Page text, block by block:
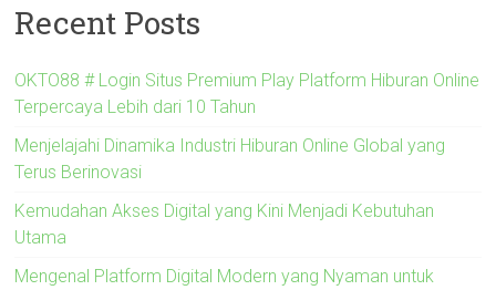
Recent Posts
OKTO88 # Login Situs Premium Play Platform Hiburan Online
Terpercaya Lebih dari 10 Tahun
Menjelajahi Dinamika Industri Hiburan Online Global yang
Terus Berinovasi
Kemudahan Akses Digital yang Kini Menjadi Kebutuhan
Utama
Mengenal Platform Digital Modern yang Nyaman untuk